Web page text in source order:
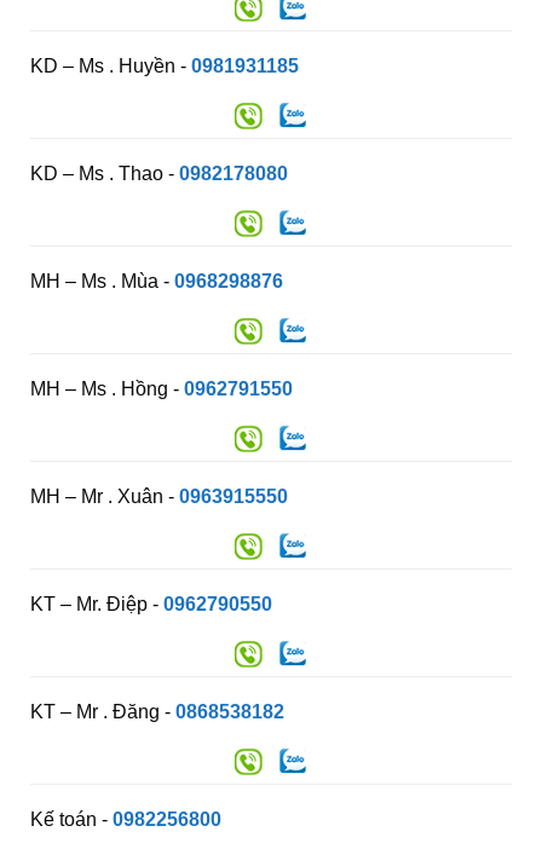
KD – Ms . Huyền - 0981931185
KD – Ms . Thao - 0982178080
MH – Ms . Mùa - 0968298876
MH – Ms . Hồng - 0962791550
MH – Mr . Xuân - 0963915550
KT – Mr. Điệp - 0962790550
KT – Mr . Đăng - 0868538182
Kế toán - 0982256800